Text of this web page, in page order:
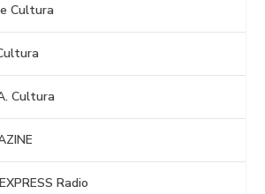
Cultura
Cultura
Radio